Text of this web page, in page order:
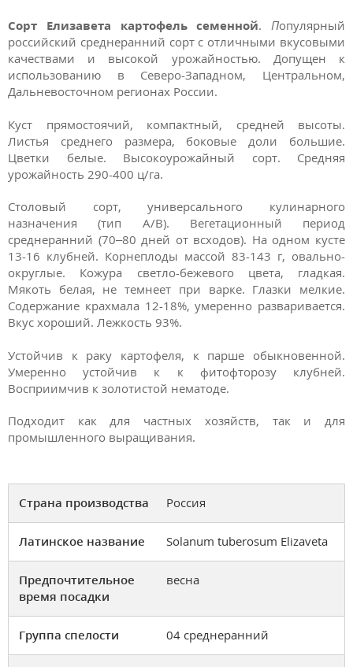
Сорт Елизавета картофель семенной. Популярный
российский среднеранний сорт с отличными вкусовыми
качествами и высокой урожайностью. Допущен к
использованию в Северо-Западном, Центральном,
Дальневосточном регионах России.
Куст прямостоячий, компактный, средней высоты.
Листья среднего размера, боковые доли большие.
Цветки белые. Высокоурожайный сорт. Средняя
урожайность 290-400 ц/га.
Столовый сорт, универсального кулинарного
назначения (тип A/B). Вегетационный период
среднеранний (70–80 дней от всходов). На одном кусте
13-16 клубней. Корнеплоды массой 83-143 г, овально-
округлые. Кожура светло-бежевого цвета, гладкая.
Мякоть белая, не темнеет при варке. Глазки мелкие.
Содержание крахмала 12-18%, умеренно разваривается.
Вкус хороший. Лежкость 93%.
Устойчив к раку картофеля, к парше обыкновенной.
Умеренно устойчив к к фитофторозу клубней.
Восприимчив к золотистой нематоде.
Подходит как для частных хозяйств, так и для
промышленного выращивания.
Страна производства Россия
Латинское название Solanum tuberosum Elizaveta
Предпочтительное
время посадки
весна
Группа спелости 04 среднеранний